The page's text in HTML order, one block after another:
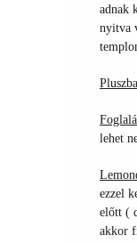
adnak
nyitva
lehet
ezzel
előtt (
akkor